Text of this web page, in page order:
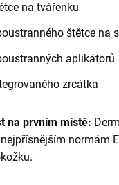
na tvářenku
štětce na
aplikátorů
zrcátka
na prvním místě:
normám